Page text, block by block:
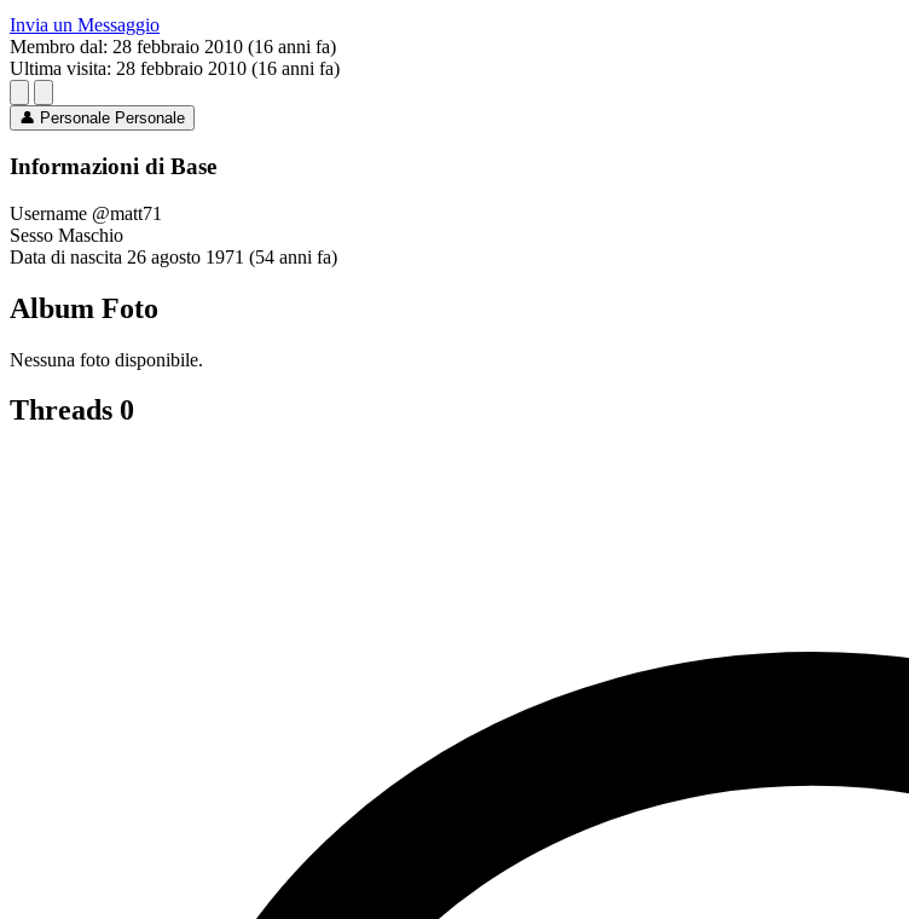
Invia un Messaggio
Membro dal: 28 febbraio 2010 (16 anni fa)
Ultima visita: 28 febbraio 2010 (16 anni fa)
👤 Personale Personale
Informazioni di Base
Username @matt71
Sesso Maschio
Data di nascita 26 agosto 1971 (54 anni fa)
Album Foto
Nessuna foto disponibile.
Threads 0